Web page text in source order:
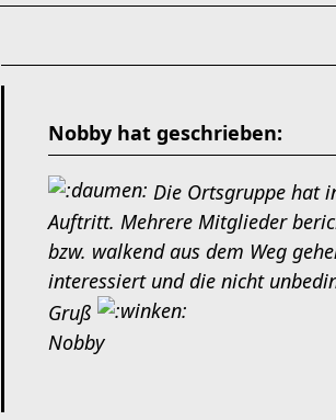
Nobby hat geschrieben:
Die Ortsgruppe hat
Auftritt. Mehrere Mitglieder
bzw. walkend aus dem Weg
interessiert und die nicht
Gruß
Nobby